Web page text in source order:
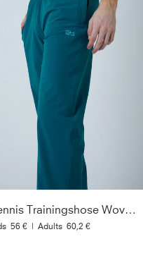
Tennis Trainingshose Woven, petrol grün
56 € | Adults 60,2 €